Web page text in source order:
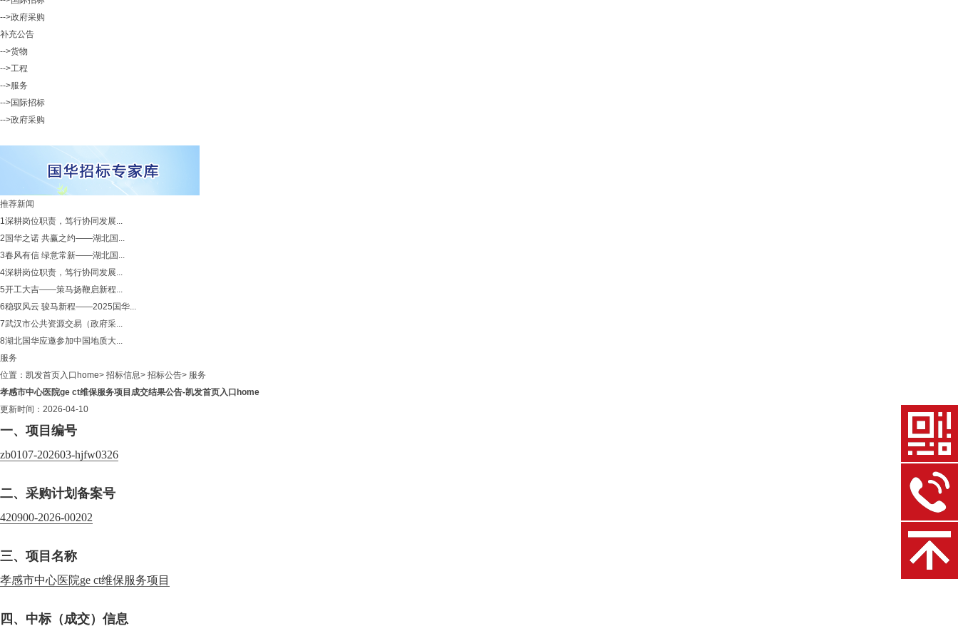
-->政府采购
补充公告
-->货物
-->工程
-->服务
-->国际招标
-->政府采购
推荐新闻
1深耕岗位职责，笃行协同发展...
2 国华之诺 共赢之约——湖北国...
3春风有信 绿意常新——湖北国...
4深耕岗位职责，笃行协同发展...
5开工大吉——策马扬鞭启新程...
6稳驭风云 骏马新程——2025国华...
7武汉市公共资源交易（政府采...
8湖北国华应邀参加中国地质大...
服务
位置： 凯发首页入口home> 招标信息> 招标公告> 服务
孝感市中心医院ge ct维保服务项目成交结果公告-凯发首页入口home
更新时间：2026-04-10
一、项目编号
zb0107-202603-hjfw0326
二、采购计划备案号
420900-2026-00202
三、项目名称
孝感市中心医院ge ct维保服务项目
四、中标（成交）信息